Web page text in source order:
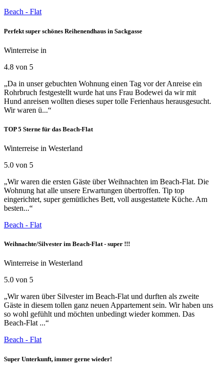
Beach - Flat
Perfekt super schönes Reihenendhaus in Sackgasse
Winterreise in
4.8 von 5
„Da in unser gebuchten Wohnung einen Tag vor der Anreise ein
Rohrbruch festgestellt wurde hat uns Frau Bodewei da wir mit
Hund anreisen wollten dieses super tolle Ferienhaus herausgesucht.
Wir waren ü...“
TOP 5 Sterne für das Beach-Flat
Winterreise in Westerland
5.0 von 5
„Wir waren die ersten Gäste über Weihnachten im Beach-Flat. Die
Wohnung hat alle unsere Erwartungen übertroffen. Tip top
eingerichtet, super gemütliches Bett, voll ausgestattete Küche. Am
besten...“
Beach - Flat
Weihnachte/Silvester im Beach-Flat - super !!!
Winterreise in Westerland
5.0 von 5
„Wir waren über Silvester im Beach-Flat und durften als zweite
Gäste in diesem tollen ganz neuen Appartement sein. Wir haben uns
so wohl gefühlt und möchten unbedingt wieder kommen. Das
Beach-Flat ...“
Beach - Flat
Super Unterkunft, immer gerne wieder!